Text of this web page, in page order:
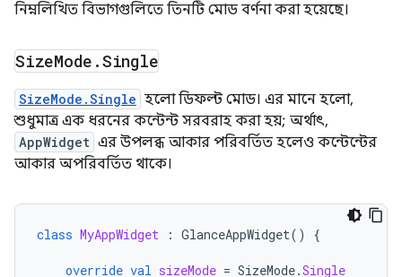
নিম্নলিখিত বিভাগগুলিতে তিনটি মোড বর্ণনা করা হয়েছে।
SizeMode .Single
SizeMode.Single হলো ডিফল্ট মোড। এর মানে হলো,
শুধুমাত্র এক ধরনের কন্টেন্ট সরবরাহ করা হয়; অর্থাৎ,
AppWidget এর উপলব্ধ আকার পরিবর্তিত হলেও কন্টেন্টের
আকার অপরিবর্তিত থাকে।
class MyAppWidget : GlanceAppWidget() {
override val sizeMode = SizeMode.Single